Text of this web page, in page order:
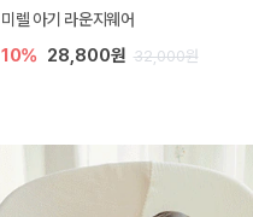
미렐 아기 라운지웨어
10% 28,800원 32,000원